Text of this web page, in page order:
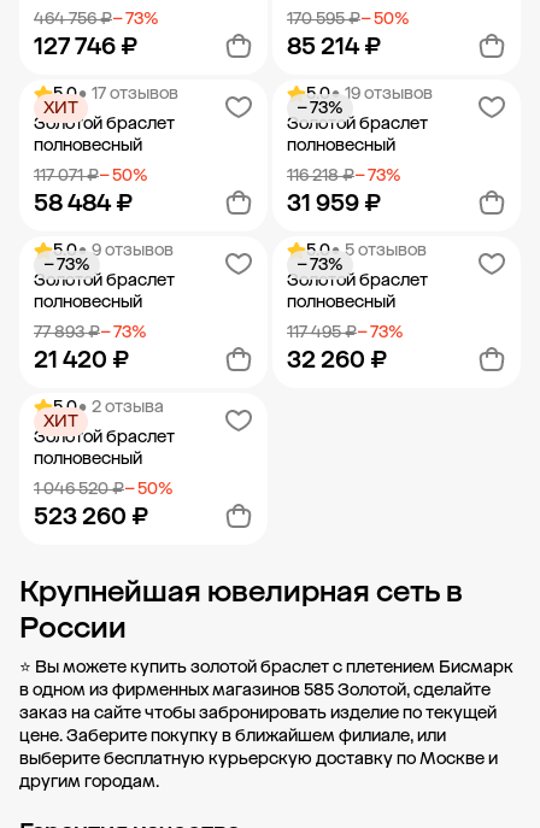
464 756 ₽− 73%
127 746 ₽
Добавить в корзину
170 595 ₽− 50%
85 214 ₽
Добавить в корзину
5.0• 17 отзывов
Золотой браслет
полновесный
117 071 ₽− 50%
58 484 ₽
ХИТ
Добавить в корзину
5.0• 19 отзывов
Золотой браслет
полновесный
116 218 ₽− 73%
31 959 ₽
− 73%
Добавить в корзину
5.0• 9 отзывов
Золотой браслет
полновесный
77 893 ₽− 73%
21 420 ₽
− 73%
Добавить в корзину
5.0• 5 отзывов
Золотой браслет
полновесный
117 495 ₽− 73%
32 260 ₽
− 73%
5.0• 2 отзыва
Золотой браслет
полновесный
1 046 520 ₽− 50%
523 260 ₽
ХИТ
Добавить в корзину
Крупнейшая ювелирная сеть в
России
⭐ Вы можете купить золотой браслет с плетением Бисмарк
в одном из фирменных магазинов 585 Золотой, сделайте
заказ на сайте чтобы забронировать изделие по текущей
цене. Заберите покупку вближайшем филиале, или
выберите бесплатную курьерскую доставку по Москве и
другим городам.